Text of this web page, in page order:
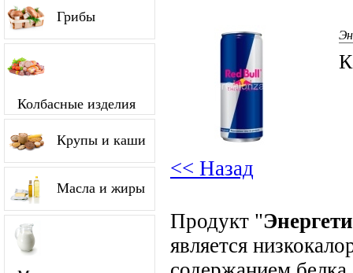
Грибы
Колбасные изделия
Крупы и каши
Масла и жиры
<< Назад
Продукт "
является